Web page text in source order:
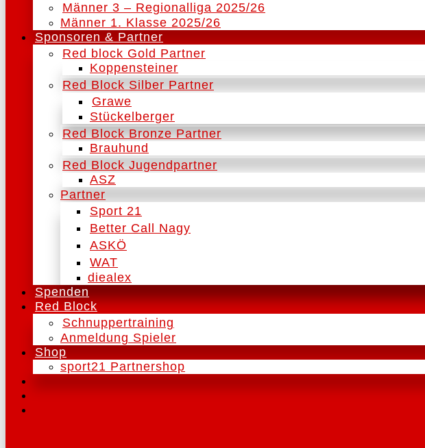
Männer 3 – Regionalliga 2025/26
Männer 1. Klasse 2025/26
Sponsoren & Partner
Red block Gold Partner
Koppensteiner
Red Block Silber Partner
Grawe
Stückelberger
Red Block Bronze Partner
Brauhund
Red Block Jugendpartner
ASZ
Partner
Sport 21
Better Call Nagy
ASKÖ
WAT
diealex
Spenden
Red Block
Schnuppertraining
Anmeldung Spieler
Shop
sport21 Partnershop